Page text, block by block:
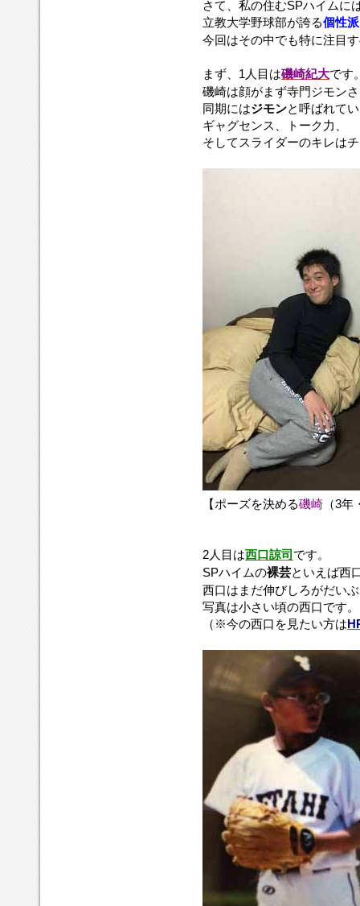
さて、私の住むSPハイムに
立教大学野球部が誇る個性
今回はその中でも特に注目
まず、1人目は磯崎紀大です
磯崎は顔がまず寺門ジモン
同期にはジモンと呼ばれて
ギャグセンス、トーク力、
そしてスライダーのキレは
【ポーズを決める磯崎 （3
2人目は西口諒司 です。
SPハイムの裸芸といえば西
西口はまだ伸びしろがだい
写真は小さい頃の西口です。
（※今の西口を見たい方は